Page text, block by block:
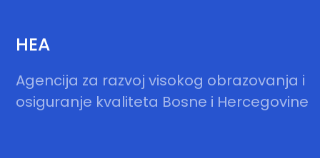
HEA
Agencija za razvoj visokog obrazovanja i
osiguranje kvaliteta Bosne i Hercegovine